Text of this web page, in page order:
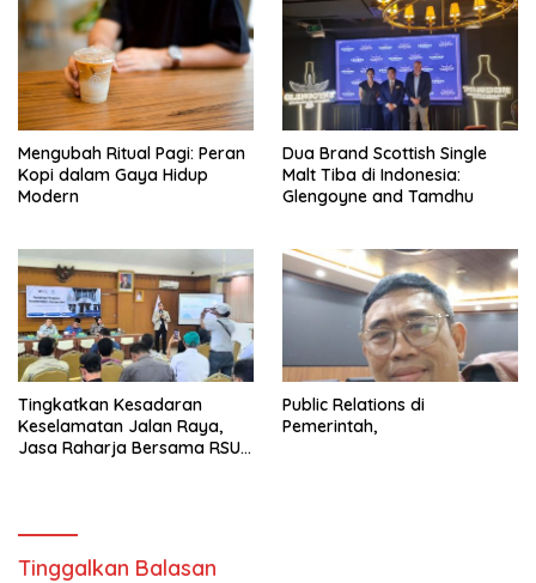
Mengubah Ritual Pagi: Peran
Kopi dalam Gaya Hidup
Modern
Dua Brand Scottish Single
Malt Tiba di Indonesia:
Glengoyne and Tamdhu
Tingkatkan Kesadaran
Keselamatan Jalan Raya,
Jasa Raharja Bersama RSU
Public Relations di
Pemerintah,
Tinggalkan Balasan